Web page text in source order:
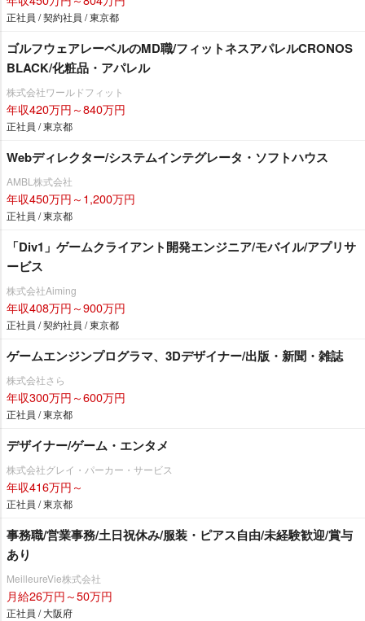
正社員 / 契約社員 / 東京都
ゴルフウェアレーベルのMD職/フィットネスアパレルCRONOS
BLACK/化粧品・アパレル
株式会社ワールドフィット
年収420万円～840万円
正社員 / 東京都
Webディレクター/システムインテグレータ・ソフトハウス
AMBL株式会社
年収450万円～1,200万円
正社員 / 東京都
「Div1」ゲームクライアント開発エンジニア/モバイル/アプリサ
ービス
株式会社Aiming
年収408万円～900万円
正社員 / 契約社員 / 東京都
ゲームエンジンプログラマ、3Dデザイナー/出版・新聞・雑誌
株式会社さら
年収300万円～600万円
正社員 / 東京都
デザイナー/ゲーム・エンタメ
株式会社グレイ・パーカー・サービス
年収416万円～
正社員 / 東京都
事務職/営業事務/土日祝休み/服装・ピアス自由/未経験歓迎/賞与
あり
MeilleureVie株式会社
月給26万円～50万円
正社員 / 大阪府